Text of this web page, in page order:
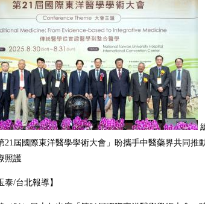
21屆國際東洋醫學學術大會」盼攜手中醫藥界共同推
照護
泰/台北報導】